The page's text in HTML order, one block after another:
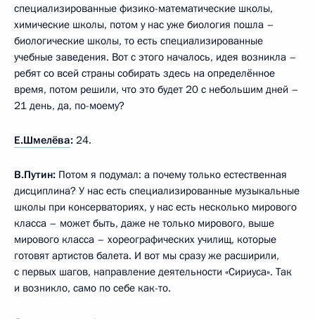
специализированные физико-математические школы,
химические школы, потом у нас уже биология пошла –
биологические школы, то есть специализированные
учебные заведения. Вот с этого началось, идея возникла –
ребят со всей страны собирать здесь на определённое
время, потом решили, что это будет 20 с небольшим дней –
21 день, да, по-моему?
Е.Шмелёва: 24.
В.Путин: Потом я подумал: а почему только естественная
дисциплина? У нас есть специализированные музыкальные
школы при консерваториях, у нас есть несколько мирового
класса – может быть, даже не только мирового, выше
мирового класса – хореографических училищ, которые
готовят артистов балета. И вот мы сразу же расширили,
с первых шагов, направление деятельности «Сириуса». Так
и возникло, само по себе как-то.